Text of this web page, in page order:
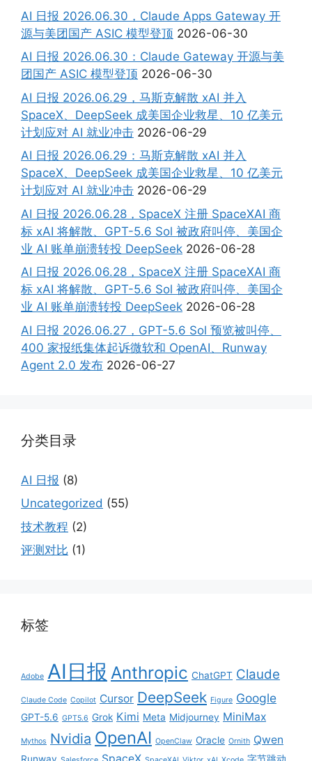
AI 日报 2026.06.30，Claude Apps Gateway 开
源与美团国产 ASIC 模型登顶 2026-06-30
AI 日报 2026.06.30：Claude Gateway 开源与美
团国产 ASIC 模型登顶 2026-06-30
AI 日报 2026.06.29，马斯克解散 xAI 并入
SpaceX、DeepSeek 成美国企业救星、10 亿美元
计划应对 AI 就业冲击 2026-06-29
AI 日报 2026.06.29：马斯克解散 xAI 并入
SpaceX、DeepSeek 成美国企业救星、10 亿美元
计划应对 AI 就业冲击 2026-06-29
AI 日报 2026.06.28，SpaceX 注册 SpaceXAI 商
标 xAI 将解散、GPT-5.6 Sol 被政府叫停、美国企
业 AI 账单崩溃转投 DeepSeek 2026-06-28
AI 日报 2026.06.28，SpaceX 注册 SpaceXAI 商
标 xAI 将解散、GPT-5.6 Sol 被政府叫停、美国企
业 AI 账单崩溃转投 DeepSeek 2026-06-28
AI 日报 2026.06.27，GPT-5.6 Sol 预览被叫停、
400 家报纸集体起诉微软和 OpenAI、Runway
Agent 2.0 发布 2026-06-27
分类目录
AI 日报 (8)
Uncategorized (55)
技术教程 (2)
评测对比 (1)
标签
Adobe AI日报 Anthropic ChatGPT Claude
Claude Code Copilot Cursor DeepSeek Figure Google
GPT-5.6 GPT5.6 Grok Kimi Meta Midjourney MiniMax
Mythos Nvidia OpenAI OpenClaw Oracle Ornith Qwen